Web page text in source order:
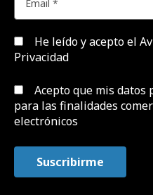
He leído y acepto el
Privacidad
Acepto que mis datos
para las finalidades
electrónicos